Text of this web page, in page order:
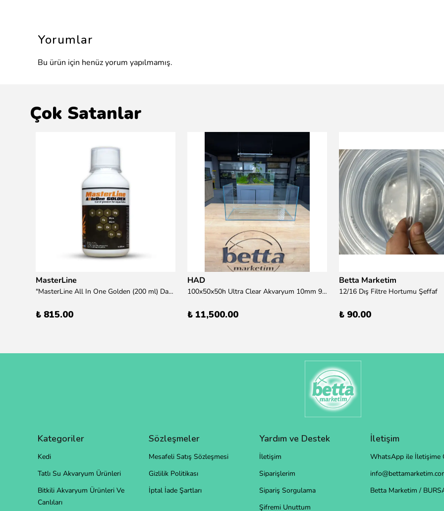
Yorumlar
Bu ürün için henüz yorum yapılmamış.
Çok Satanlar
MasterLine
"MasterLine All In One Golden (200 ml) Daha yüksek zorluk derecesine sahip bitkiler için Özel formül Tam Besin "
₺ 815.00
HAD
100x50x50h Ultra Clear Akvaryum 10mm 90derece Birleşim /Sadece Otobüs Kargosu ile Gönderim Yapılır !
₺ 11,500.00
Betta Marketim
12/16 Dış Filtre Hortumu Şeffaf
₺ 90.00
Kategoriler
Kedi
Tatlı Su Akvaryum Ürünleri
Bitkili Akvaryum Ürünleri Ve
Canlıları
Sözleşmeler
Mesafeli Satış Sözleşmesi
Gizlilik Politikası
İptal İade Şartları
Yardım ve Destek
İletişim
Siparişlerim
Sipariş Sorgulama
Şifremi Unuttum
İletişim
WhatsApp ile İletişime
Betta Marketim /